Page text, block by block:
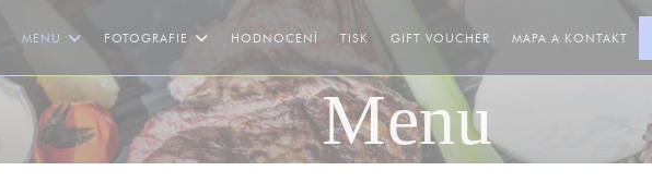
MENU FOTOGRAFIE HODNOCENÍ TISK GIFT VOUCHER ((OTEVŘE SE V NOVÉM
MAPA A KONTAKT
Menu